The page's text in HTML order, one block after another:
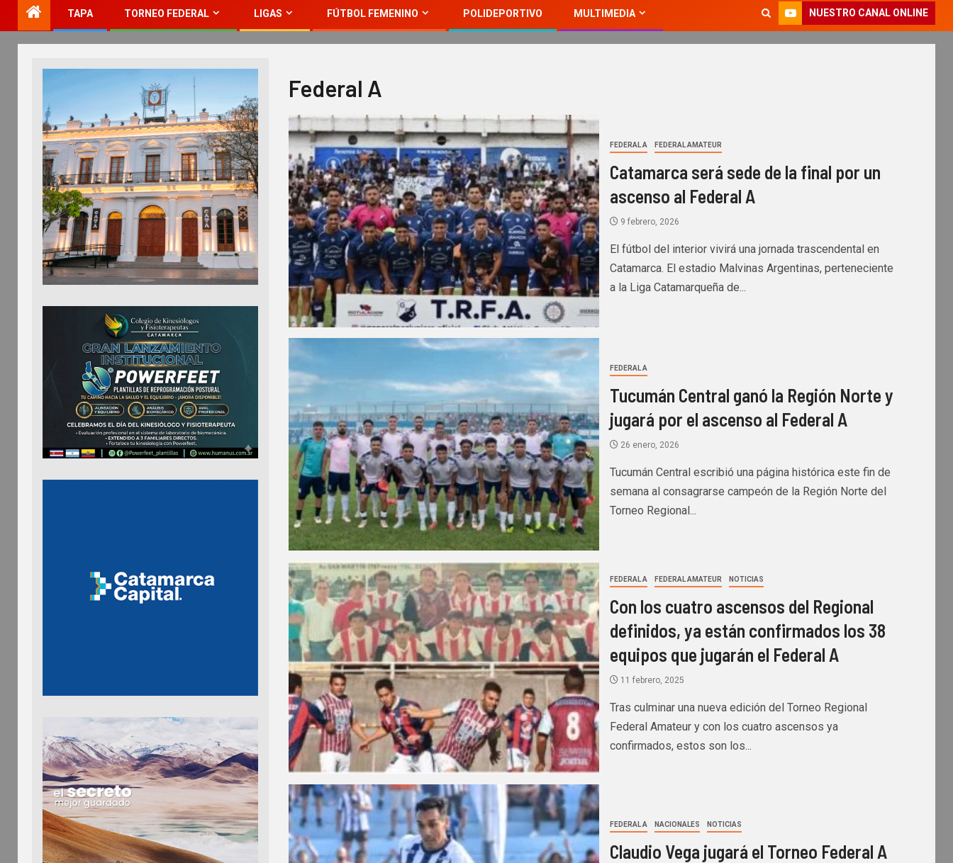
TAPA TORNEO FEDERAL LIGAS FÚTBOL FEMENINO POLIDEPORTIVO MULTIMEDIA NUESTRO CANAL ONLINE
Federal A
FEDERAL A FEDERAL AMATEUR
Catamarca será sede de la final por un
ascenso al Federal A
9 febrero, 2026
El fútbol del interior vivirá una jornada trascendental en
Catamarca. El estadio Malvinas Argentinas, perteneciente
a la Liga Catamarqueña de...
FEDERAL A
Tucumán Central ganó la Región Norte y
jugará por el ascenso al Federal A
26 enero, 2026
Tucumán Central escribió una página histórica este fin de
semana al consagrarse campeón de la Región Norte del
Torneo Regional...
FEDERAL A FEDERAL AMATEUR NOTICIAS
Con los cuatro ascensos del Regional
definidos, ya están confirmados los 38
equipos que jugarán el Federal A
11 febrero, 2025
Tras culminar una nueva edición del Torneo Regional
Federal Amateur y con los cuatro ascensos ya
confirmados, estos son los...
FEDERAL A NACIONALES NOTICIAS
Claudio Vega jugará el Torneo Federal A